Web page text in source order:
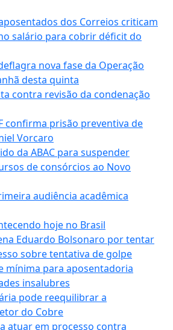
dos Correios criticam
salário para cobrir déficit do
nova fase da Operação
desta quinta
contra revisão da condenação
confirma prisão preventiva de
Vorcaro
da ABAC para suspender
de consórcios ao Novo
audiência acadêmica
hoje no Brasil
Eduardo Bolsonaro por tentar
sobre tentativa de golpe
mínima para aposentadoria
insalubres
pode reequilibrar a
do Cobre
atuar em processo contra